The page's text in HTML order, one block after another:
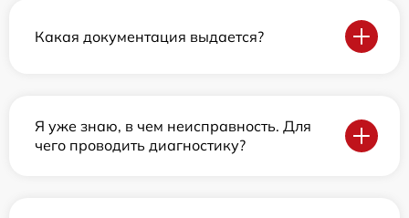
Какая документация выдается?
Я уже знаю, в чем неисправность. Для
чего проводить диагностику?